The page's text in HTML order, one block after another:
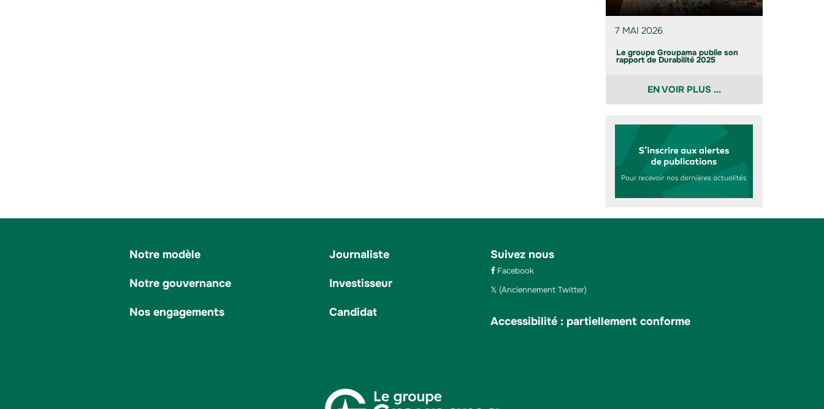
7 MAI 2026
Le groupe Groupama publie son
rapport de Durabilité 2025
EN VOIR PLUS ...
Notre modèle
Notre gouvernance
Nos engagements
Journaliste
Investisseur
Candidat
Suivez nous
Facebook
(Anciennement Twitter)
Accessibilité : partiellement conforme